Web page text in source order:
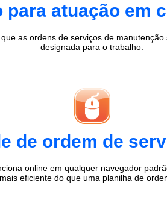
para atuação em
as ordens de serviços de
designada para o trabalho.
de ordem de
online em qualquer navegador
eficiente do que uma planilha de